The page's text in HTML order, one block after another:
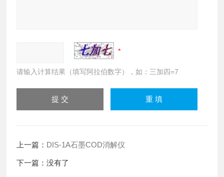
请输入计算结果（填写阿拉伯数字），如：三加四=7
上一篇： DIS-1A石墨COD消解仪
下一篇：没有了